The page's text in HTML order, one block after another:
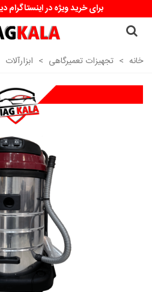
برای خرید ویژه در اینستاگرام
خانه > تجهیزات تعمیرگاهی > ابزارآلات